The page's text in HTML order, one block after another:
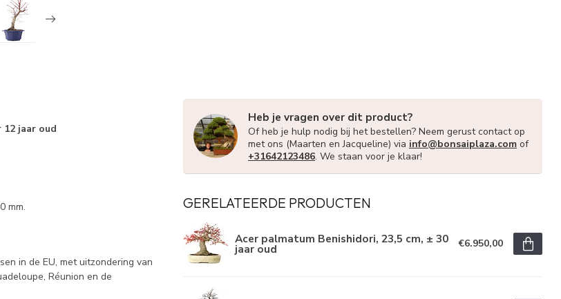
12 jaar oud
mm.
in de EU, met uitzondering van
Réunion en de
Heb je vragen over dit product?
Of heb je hulp nodig bij het bestellen? Neem gerust contact op
met ons (Maarten en Jacqueline) via info@bonsaiplaza.com of
+31642123486. We staan voor je klaar!
GERELATEERDE PRODUCTEN
Acer palmatum Benishidori, 23,5 cm, ± 30
jaar oud €6.950,00